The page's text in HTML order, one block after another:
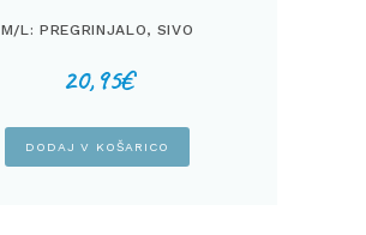
M/L: PREGRINJALO, SIVO
20,95€
DODAJ V KOŠARICO